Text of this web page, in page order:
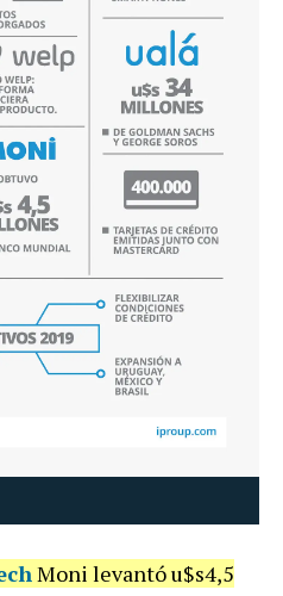
Moni levantó u$s4,5